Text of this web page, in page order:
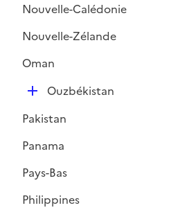
Nouvelle-Calédonie
Nouvelle-Zélande
Oman
D
p
e
Ouzbékistan
Pakistan
Panama
Pays-Bas
Philippines